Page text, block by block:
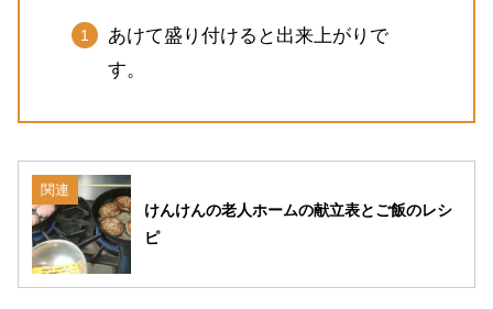
あけて盛り付けると出来上がりで
す。
関連
けんけんの老人ホームの献立表とご飯のレシ
ピ